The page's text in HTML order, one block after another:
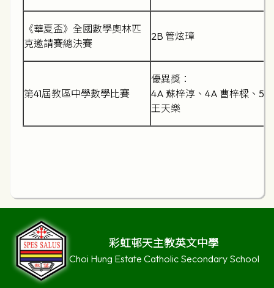
《華夏盃》全國數學奧林匹
克邀請賽總決賽
2B 管炫璋
第41屆教區中學數學比賽
優異獎：
4A 蘇梓淳、4A 曹梓樑、
王天樂
彩虹邨天主教英文中學
Choi Hung Estate Catholic Secondary School